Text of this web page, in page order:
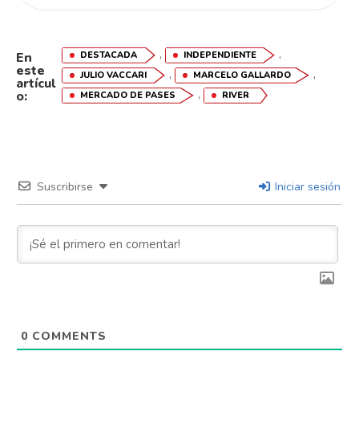
En
este
artícul
o:
DESTACADA , INDEPENDIENTE ,
JULIO VACCARI , MARCELO GALLARDO ,
MERCADO DE PASES , RIVER
Suscribirse Iniciar sesión
0 COMMENTS